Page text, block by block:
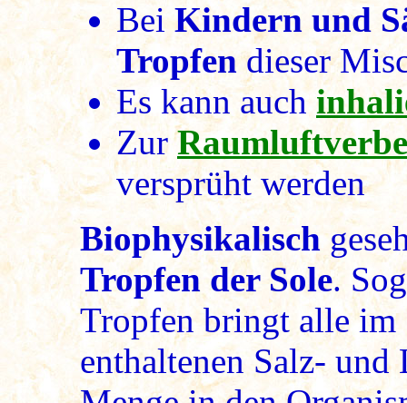
BeiKindern und
Tropfendieser
Es kann auch
Zur
versprüht werden
Biophysikalisch
Tropfen der Sole.
Tropfen bringt alle im
enthaltenen Salz-